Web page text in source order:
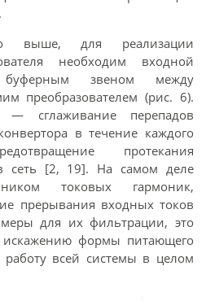
выше, для реализации
необходим входной
звеном между
преобразователем (рис. 6).
— сглаживание перепадов
в течение каждого
протекания
сеть [2, 19]. На самом деле
токовых гармоник,
прерывания входных токов
для их фильтрации, это
искажению формы питающего
всей системы в целом